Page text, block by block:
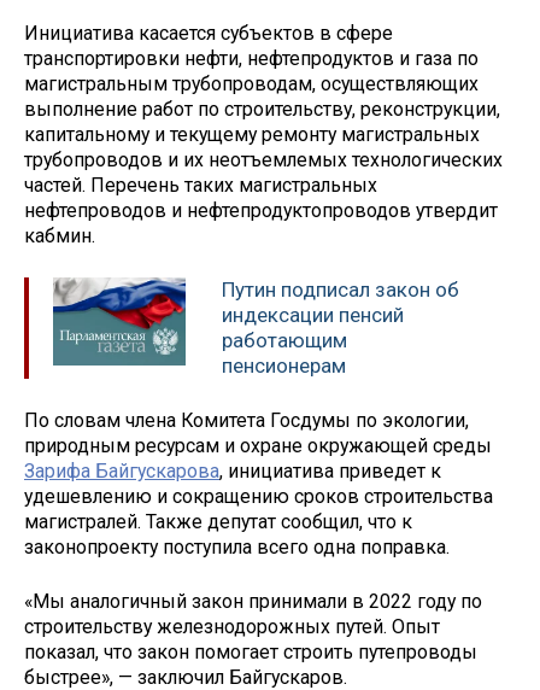
Инициатива касается субъектов в сфере
транспортировки нефти, нефтепродуктов и газа по
магистральным трубопроводам, осуществляющих
выполнение работ по строительству, реконструкции,
капитальному и текущему ремонту магистральных
трубопроводов и их неотъемлемых технологических
частей. Перечень таких магистральных
нефтепроводов и нефтепродуктопроводов утвердит
кабмин.
Путин подписал закон об
индексации пенсий
работающим
пенсионерам
По словам члена Комитета Госдумы по экологии,
природным ресурсам и охране окружающей среды
Зарифа Байгускарова, инициатива приведет к
удешевлению и сокращению сроков строительства
магистралей. Также депутат сообщил, что к
законопроекту поступила всего одна поправка.
«Мы аналогичный закон принимали в 2022 году по
строительству железнодорожных путей. Опыт
показал, что закон помогает строить путепроводы
быстрее», — заключил Байгускаров.